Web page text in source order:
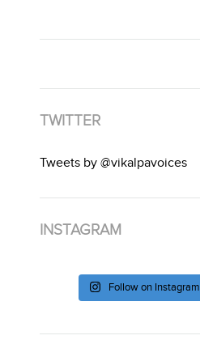
TWITTER
Tweets by @vikalpavoices
INSTAGRAM
Follow on Instagram